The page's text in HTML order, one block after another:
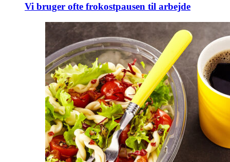
Vi bruger ofte frokostpausen til arbejde